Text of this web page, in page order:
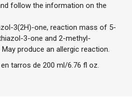
follow the information on the
3(2H)-one, reaction mass of 5-
3-one and 2-methyl-
produce an allergic reaction.
tarros de 200 ml/6.76 fl oz.